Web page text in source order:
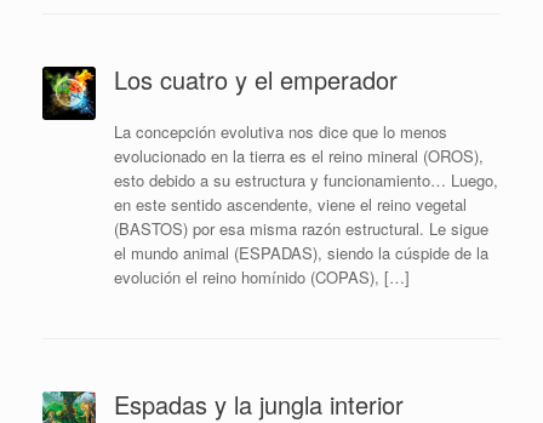
Los cuatro y el emperador
La concepción evolutiva nos dice que lo menos
evolucionado en la tierra es el reino mineral (OROS),
esto debido a su estructura y funcionamiento… Luego,
en este sentido ascendente, viene el reino vegetal
(BASTOS) por esa misma razón estructural. Le sigue
el mundo animal (ESPADAS), siendo la cúspide de la
evolución el reino homínido (COPAS), […]
Espadas y la jungla interior